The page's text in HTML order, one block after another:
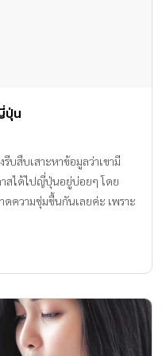
ปุ่น
สืบเสาะหาข้อมูลว่าเขามี
สได้ไปญี่ปุ่นอยู่บ่อยๆ โดย
ดความชุ่มชื้นกันเลยค่ะ เพราะ
วกายไม่แห้งแตกเป็นขุยด้วย
มีมาฝากให้คุณแม่และ